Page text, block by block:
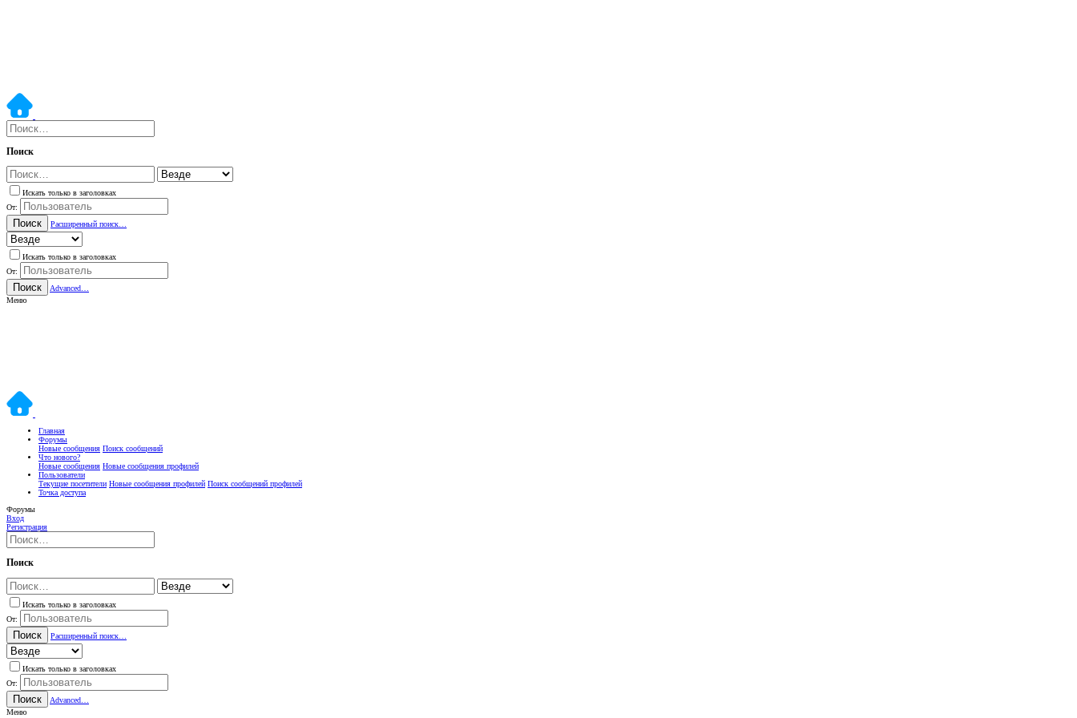
Поиск
Искать только в заголовках
От:
Поиск Расширенный поиск…
Искать только в заголовках
От:
Поиск
Advanced…
Меню
Главная
Форумы
Новые сообщения Поиск сообщений
Что нового?
Новые сообщения Новые сообщения профилей
Пользователи
Текущие посетители Новые сообщения профилей Поиск сообщений профилей
Точка доступа
Форумы
Вход
Регистрация
Поиск
Искать только в заголовках
От:
Поиск Расширенный поиск…
Искать только в заголовках
От:
Поиск
Advanced…
Меню